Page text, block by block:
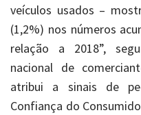
veículos usados –
(1,2%) nos números
relação a 2018”,
nacional de
atribui a sinais de
Confiança do